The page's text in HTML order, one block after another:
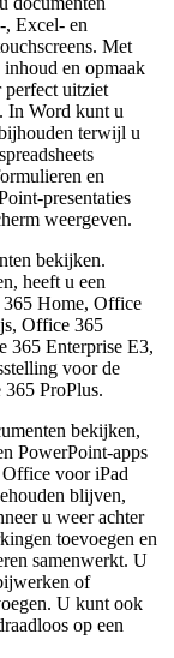
, Excel- en
Met
en opmaak
perfect uitziet
In Word kunt u
terwijl u
en
presentaties
weergeven.
bekijken.
heeft u een
Home, Office
Office 365
365 Enterprise E3,
voor de
ProPlus.
bekijken,
PowerPoint-apps
voor iPad
blijven,
u weer achter
toevoegen en
samenwerkt. U
of
U kunt ook
op een